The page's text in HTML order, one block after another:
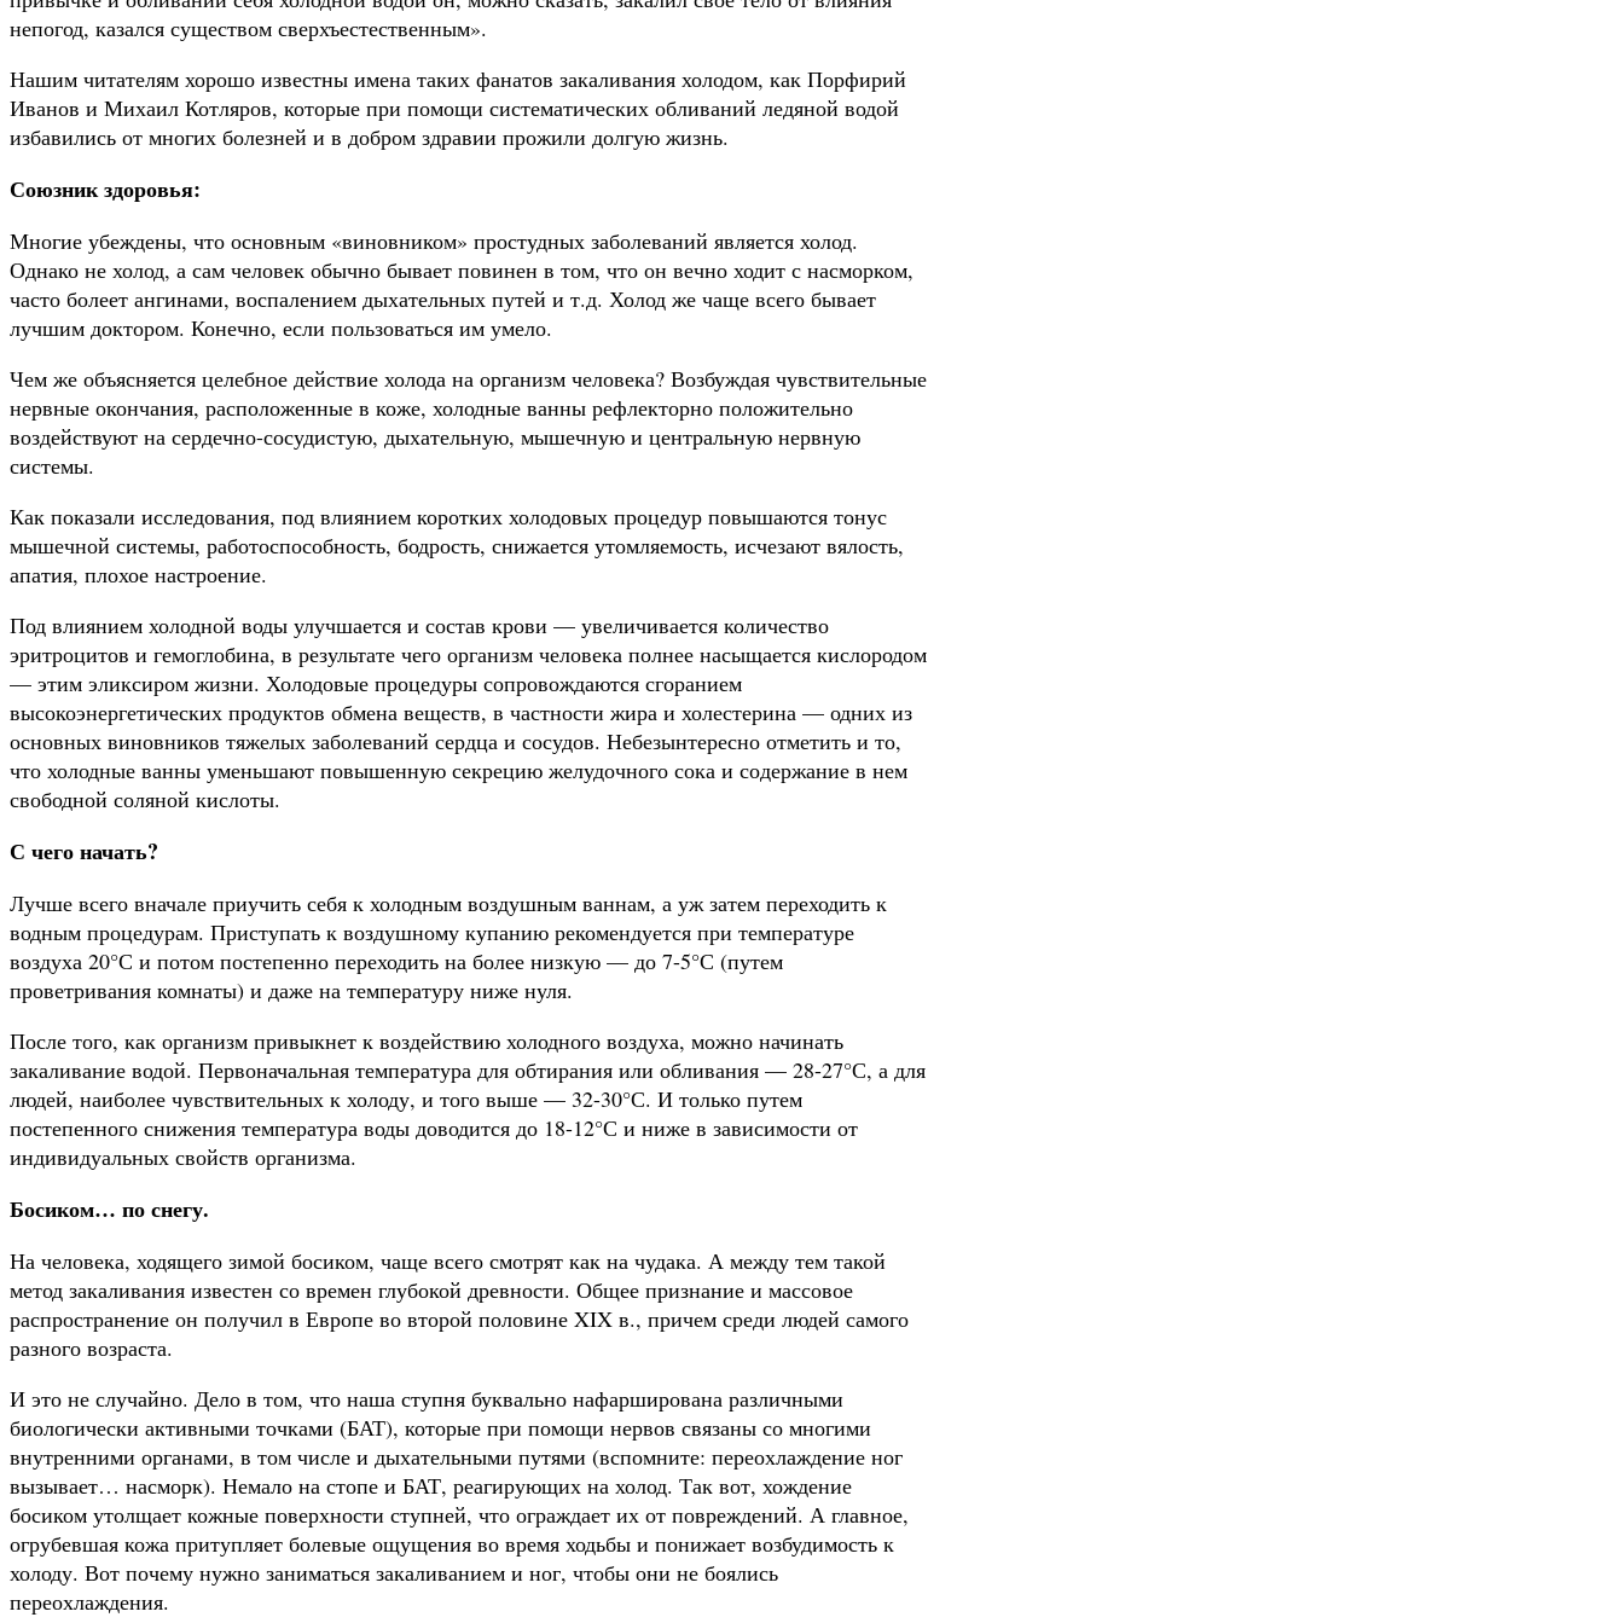
непо­год, казался существом сверхъестественным».
Нашим читателям хорошо известны имена таких фана­тов закаливания холодом, как Порфирий
Иванов и Михаил Котляров, которые при помощи систематических обливаний ледяной водой
избавились от многих болезней и в добром здравии прожили долгую жизнь.
Союзник здоровья:
Многие убеждены, что основным «виновником» простуд­ных заболеваний является холод.
Однако не холод, а сам че­ловек обычно бывает повинен в том, что он вечно ходит с на­сморком,
часто болеет ангинами, воспалением дыхательных путей и т.д. Холод же чаще всего бывает
лучшим доктором. Конечно, если пользоваться им умело.
Чем же объясняется целебное действие холода на организм человека? Возбуждая чувствительные
нервные окончания, рас­положенные в коже, холодные ванны рефлекторно положитель­но
воздействуют на сердечно-сосудистую, дыхательную, мы­шечную и центральную нервную
системы.
Как показали исследования, под влиянием коротких холодовых процедур повышаются тонус
мышечной системы, работоспособность, бодрость, снижается утомляемость, ис­чезают вялость,
апатия, плохое настроение.
Под влиянием холодной воды улучшается и состав крови — увеличивается количество
эритроцитов и гемоглобина, в результате чего организм человека полнее насыщается кис­лородом
— этим эликсиром жизни. Холодовые процедуры сопровождаются сгоранием
высокоэнергетических продук­тов обмена веществ, в частности жира и холестерина — одних из
основных виновников тяжелых заболеваний сердца и со­судов. Небезынтересно отметить и то,
что холодные ванны уменьшают повышенную секрецию желудочного сока и со­держание в нем
свободной соляной кислоты.
С чего начать?
Лучше всего вначале приучить себя к холодным воздуш­ным ваннам, а уж затем переходить к
водным процедурам. Приступать к воздушному купанию рекомендуется при тем­пературе
воздуха 20°С и потом постепенно переходить на бо­лее низкую — до 7-5°С (путем
проветривания комнаты) и даже на температуру ниже нуля.
После того, как организм привыкнет к воздействию хо­лодного воздуха, можно начинать
закаливание водой. Пер­воначальная температура для обтирания или обливания — 28-27°С, а для
людей, наиболее чувствительных к холоду, и того выше — 32-30°С. И только путем
постепенного сниже­ния температура воды доводится до 18-12°С и ниже в зависи­мости от
индивидуальных свойств организма.
Босиком… по снегу.
На человека, ходящего зимой босиком, чаще всего смотрят как на чудака. А между тем такой
метод закаливания известен со времен глубокой древности. Общее признание и массовое
распространение он получил в Европе во второй половине XIX в., причем среди людей самого
разного возраста.
И это не случайно. Дело в том, что наша ступня буквально нафарширована различными
биологически активными точ­ками (БАТ), которые при помощи нервов связаны со многими
внутренними органами, в том числе и дыхательными путями (вспомните: переохлаждение ног
вызывает… насморк). Нема­ло на стопе и БАТ, реагирующих на холод. Так вот, хождение
босиком утолщает кожные поверхности ступней, что ограж­дает их от повреждений. А главное,
огрубевшая кожа притуп­ляет болевые ощущения во время ходьбы и понижает возбуди­мость к
холоду. Вот почему нужно заниматься закаливанием и ног, чтобы они не боялись
переохлаждения.